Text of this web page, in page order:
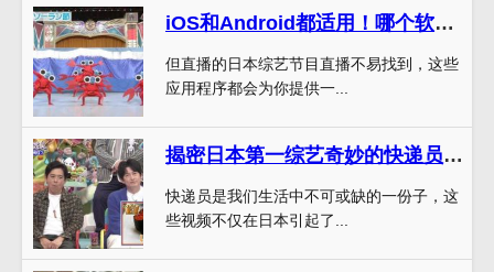
iOS和Android都适用！哪个软件可以看日本综艺节目直播？
但直播的日本综艺节目直播不易找到，这些
应用程序都会为你提供一...
揭密日本第一综艺奇妙的快递员，为你带来惊喜
快递员是我们生活中不可或缺的一份子，这
些视频不仅在日本引起了...